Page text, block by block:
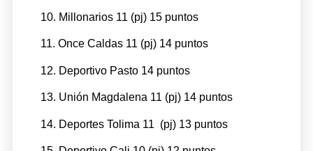
10. Millonarios 11 (pj) 15 puntos
11. Once Caldas 11 (pj) 14 puntos
12. Deportivo Pasto 14 puntos
13. Unión Magdalena 11 (pj) 14 puntos
14. Deportes Tolima 11 (pj) 13 puntos